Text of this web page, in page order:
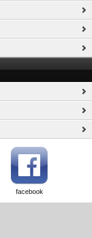
facebook